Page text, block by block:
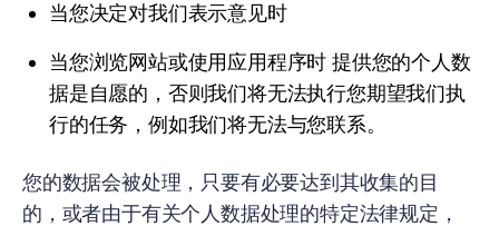
当您决定对我们表示意见时
当您浏览网站或使用应用程序时 提供您的个人数
据是自愿的，否则我们将无法执行您期望我们执
行的任务，例如我们将无法与您联系。
您的数据会被处理，只要有必要达到其收集的目
的，或者由于有关个人数据处理的特定法律规定，